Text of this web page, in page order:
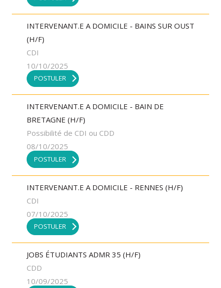
INTERVENANT.E A DOMICILE - BAINS SUR OUST
(H/F)
CDI
10/10/2025
POSTULER
INTERVENANT.E A DOMICILE - BAIN DE
BRETAGNE (H/F)
Possibilité de CDI ou CDD
08/10/2025
POSTULER
INTERVENANT.E A DOMICILE - RENNES (H/F)
CDI
07/10/2025
POSTULER
JOBS ÉTUDIANTS ADMR 35 (H/F)
CDD
10/09/2025